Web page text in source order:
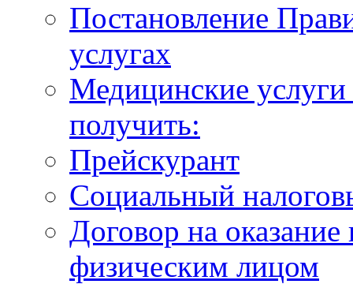
Постановление
услугах
Медицинские
получить:
Прейскурант
Социальный
Договор на
физическим лицом